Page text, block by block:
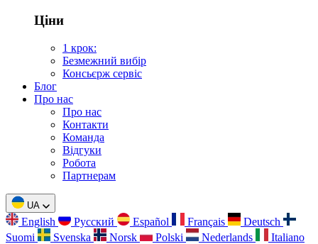
Ціни
1 крок:
Безмежний вибір
Консьєрж сервіс
Блог
Про нас
Про нас
Контакти
Команда
Відгуки
Робота
Партнерам
UA
English Русский Español Français
Deutsch
Suomi
Svenska Norsk Polski Nederlands Italiano